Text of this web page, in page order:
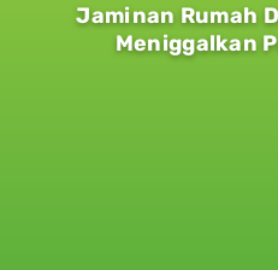
Jaminan Rumah
Meniggalkan